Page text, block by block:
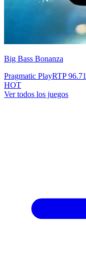
Big Bass Bonanza
Pragmatic PlayRTP96.71
HOT
Ver todos los juegos